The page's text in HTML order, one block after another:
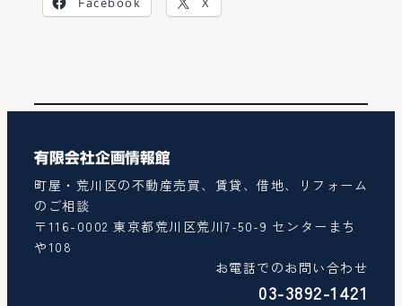
有限会社企画情報館
町屋・荒川区の不動産売買、賃貸、借地、リフォーム
のご相談
〒116-0002 東京都荒川区荒川7-50-9 センターまち
や108
お電話でのお問い合わせ
03-3892-1421